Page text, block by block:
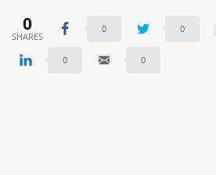
0
SHARES
0 0
0 0